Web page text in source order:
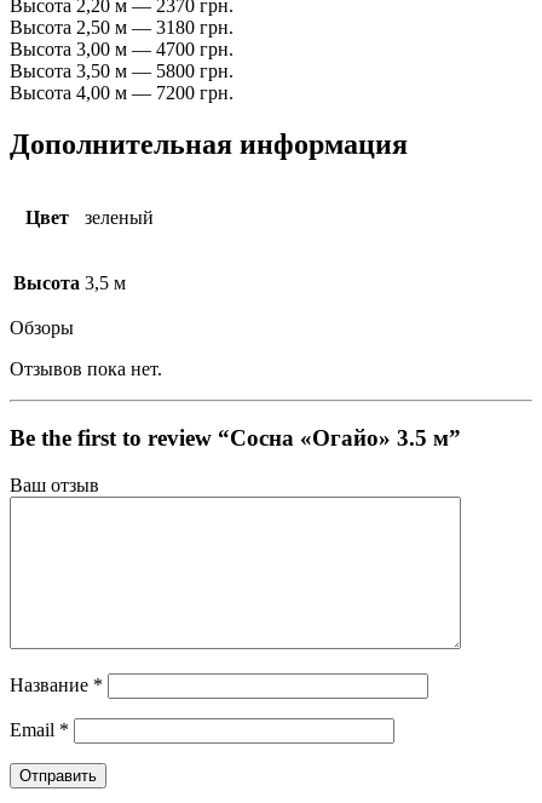
Высота 2,20 м — 2370 грн.
Высота 2,50 м — 3180 грн.
Высота 3,00 м — 4700 грн.
Высота 3,50 м — 5800 грн.
Высота 4,00 м — 7200 грн.
Дополнительная информация
Цвет зеленый
Высота 3,5 м
Обзоры
Отзывов пока нет.
Be the first to review “Сосна «Огайо» 3.5 м”
Ваш отзыв
Название *
Email *